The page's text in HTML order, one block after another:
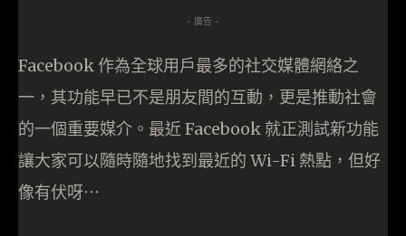
- 廣告 -
Facebook 作為全球用戶最多的社交媒體網絡之
一，其功能早已不是朋友間的互動，更是推動社會
的一個重要媒介。最近 Facebook 就正測試新功能
讓大家可以隨時隨地找到最近的 Wi-Fi 熱點，但好
像有伏呀⋯